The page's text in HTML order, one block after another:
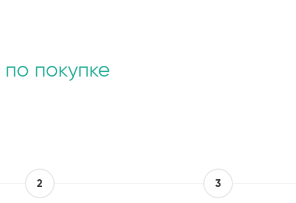
по покупке
2 3